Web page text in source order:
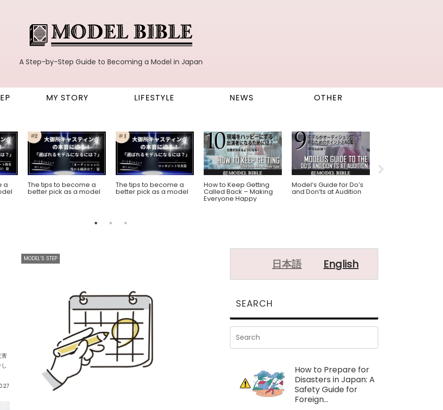
A Step-by-Step Guide to Becoming a Model in Japan
MY STORY LIFESTYLE NEWS OTHER
a The tips to become a
better pick as a model
The tips to become a
better pick as a model
How to Keep Getting
Called Back – Making
Everyone Happy
Model’s Guide for Do’s
and Don’ts at Audition
害
MODEL’S STEP 日本語 English
SEARCH
How to Prepare for
Disasters in Japan: A
Safety Guide for
Foreign